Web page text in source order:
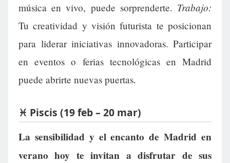
música en vivo, puede sorprenderte. Trabajo:
Tu creatividad y visión futurista te posicionan
para liderar iniciativas innovadoras. Participar
en eventos o ferias tecnológicas en Madrid
puede abrirte nuevas puertas.
♓ Piscis (19 feb – 20 mar)
La sensibilidad y el encanto de Madrid en
verano hoy te invitan a disfrutar de sus